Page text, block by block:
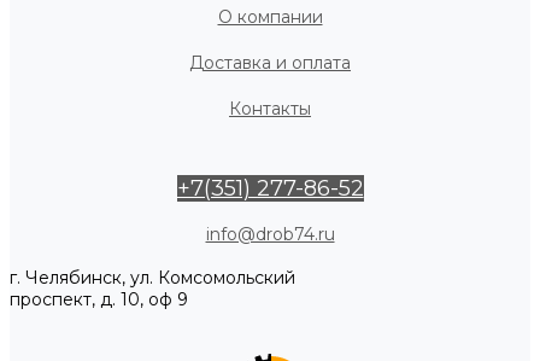
О компании
Доставка и оплата
Контакты
+7(351) 277-86-52
info@drob74.ru
г. Челябинск, ул. Комсомольский
проспект, д. 10, оф 9